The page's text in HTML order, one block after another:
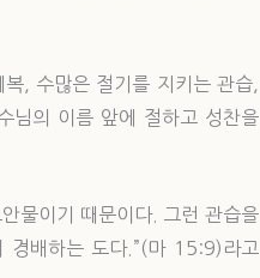
, 수많은 절기를 지키는 관습,
님의 이름 앞에 절하고 성찬을
물이기 때문이다. 그런 관습을
경배하는 도다.”(마 15:9)라고